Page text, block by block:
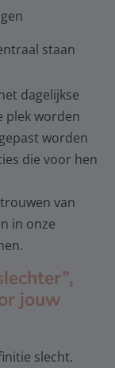
staan
dagelijkse
plek worden
worden
die voor hen
van
in onze
jouw
slecht.